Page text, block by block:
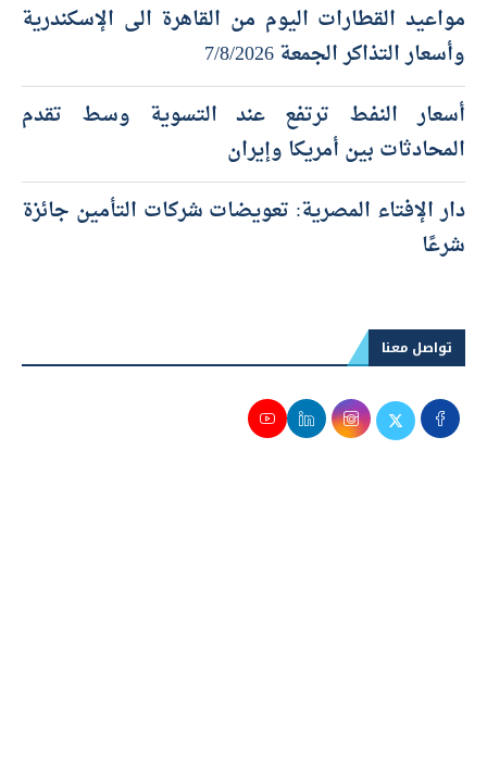
مواعيد القطارات اليوم من القاهرة الى الإسكندرية
وأسعار التذاكر الجمعة 7/8/2026
أسعار النفط ترتفع عند التسوية وسط تقدم
المحادثات بين أمريكا وإيران
دار الإفتاء المصرية: تعويضات شركات التأمين جائزة
شرعًا
تواصل معنا